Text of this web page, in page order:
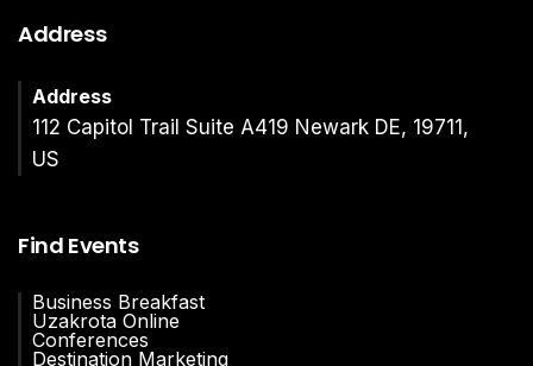
Address
Address
112 Capitol Trail Suite A419 Newark DE, 19711,
US
Find Events
Business Breakfast
Uzakrota Online
Conferences
Destination Marketing